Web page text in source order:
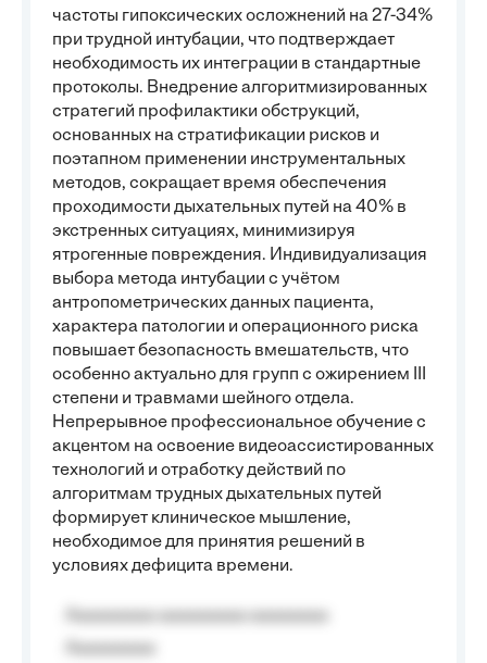
частоты гипоксических осложнений на 27-34%
при трудной интубации, что подтверждает
необходимость их интеграции в стандартные
протоколы. Внедрение алгоритмизированных
стратегий профилактики обструкций,
основанных на стратификации рисков и
поэтапном применении инструментальных
методов, сокращает время обеспечения
проходимости дыхательных путей на 40% в
экстренных ситуациях, минимизируя
ятрогенные повреждения. Индивидуализация
выбора метода интубации с учётом
антропометрических данных пациента,
характера патологии и операционного риска
повышает безопасность вмешательств, что
особенно актуально для групп с ожирением III
степени и травмами шейного отдела.
Непрерывное профессиональное обучение с
акцентом на освоение видеоассистированных
технологий и отработку действий по
алгоритмам трудных дыхательных путей
формирует клиническое мышление,
необходимое для принятия решений в
условиях дефицита времени.